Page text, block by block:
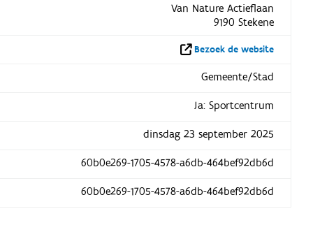
Van Nature Actieflaan
9190 Stekene
Bezoek de website
Gemeente/Stad
Ja: Sportcentrum
dinsdag 23 september 2025
60b0e269-1705-4578-a6db-464bef92db6d
60b0e269-1705-4578-a6db-464bef92db6d